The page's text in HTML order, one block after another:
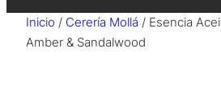
Inicio / Cerería Mollá / Esencia
Amber & Sandalwood